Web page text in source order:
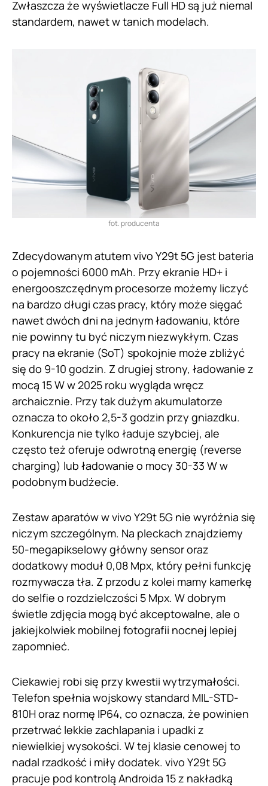
Zwłaszcza że wyświetlacze Full HD są już niemal
standardem, nawet w tanich modelach.
fot. producenta
Zdecydowanym atutem vivo Y29t 5G jest bateria
o pojemności 6000 mAh. Przy ekranie HD+ i
energooszczędnym procesorze możemy liczyć
na bardzo długi czas pracy, który może sięgać
nawet dwóch dni na jednym ładowaniu, które
nie powinny tu być niczym niezwykłym. Czas
pracy na ekranie (SoT) spokojnie może zbliżyć
się do 9-10 godzin. Z drugiej strony, ładowanie z
mocą 15 W w 2025 roku wygląda wręcz
archaicznie. Przy tak dużym akumulatorze
oznacza to około 2,5-3 godzin przy gniazdku.
Konkurencja nie tylko ładuje szybciej, ale
często też oferuje odwrotną energię (reverse
charging) lub ładowanie o mocy 30-33 W w
podobnym budżecie.
Zestaw aparatów w vivo Y29t 5G nie wyróżnia się
niczym szczególnym. Na pleckach znajdziemy
50-megapikselowy główny sensor oraz
dodatkowy moduł 0,08 Mpx, który pełni funkcję
rozmywacza tła. Z przodu z kolei mamy kamerkę
do selfie o rozdzielczości 5 Mpx. W dobrym
świetle zdjęcia mogą być akceptowalne, ale o
jakiejkolwiek mobilnej fotografii nocnej lepiej
zapomnieć.
Ciekawiej robi się przy kwestii wytrzymałości.
Telefon spełnia wojskowy standard MIL-STD-
810H oraz normę IP64, co oznacza, że powinien
przetrwać lekkie zachlapania i upadki z
niewielkiej wysokości. W tej klasie cenowej to
nadal rzadkość i miły dodatek. vivo Y29t 5G
pracuje pod kontrolą Androida 15 z nakładką